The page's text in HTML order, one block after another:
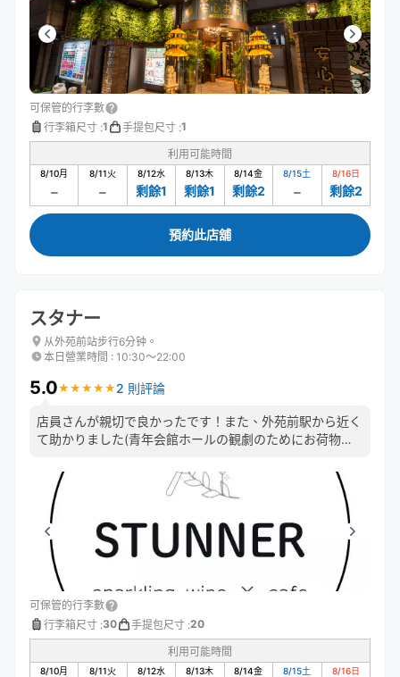
可保管的行李數
行李箱尺寸 :1 手提包尺寸 :1
利用可能時間
8/10月 8/11火 8/12水
剩餘1
8/13木
剩餘1
8/14金
剩餘2
8/15土 8/16日
剩餘2
預約此店舖
スタナー
从外苑前站步行6分钟。
本日營業時間 : 10:30〜22:00
5.0★ ★ ★ ★ ★
★ ★ ★ ★ ★ 2 則評論
店員さんが親切で良かったです！また、外苑前駅から近く
て助かりました(青年会館ホールの観劇のためにお荷物を
トでホッと出来て良かったです💮
可保管的行李數
行李箱尺寸 :30 手提包尺寸 :20
利用可能時間
8/10月 8/11火 8/12水 8/13木 8/14金 8/15土 8/16日